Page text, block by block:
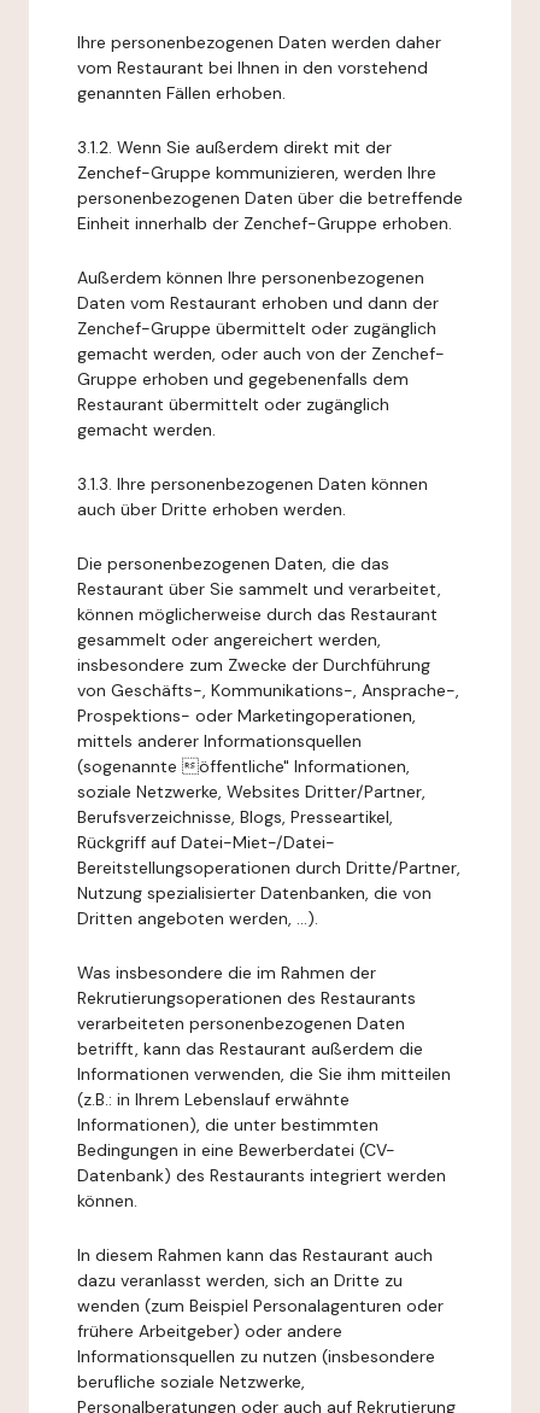
Ihre personenbezogenen Daten werden daher
vom Restaurant bei Ihnen in den vorstehend
genannten Fällen erhoben.
3.1.2. Wenn Sie außerdem direkt mit der
Zenchef-Gruppe kommunizieren, werden Ihre
personenbezogenen Daten über die betreffende
Einheit innerhalb der Zenchef-Gruppe erhoben.
Außerdem können Ihre personenbezogenen
Daten vom Restaurant erhoben und dann der
Zenchef-Gruppe übermittelt oder zugänglich
gemacht werden, oder auch von der Zenchef-
Gruppe erhoben und gegebenenfalls dem
Restaurant übermittelt oder zugänglich
gemacht werden.
3.1.3. Ihre personenbezogenen Daten können
auch über Dritte erhoben werden.
Die personenbezogenen Daten, die das
Restaurant über Sie sammelt und verarbeitet,
können möglicherweise durch das Restaurant
gesammelt oder angereichert werden,
insbesondere zum Zwecke der Durchführung
von Geschäfts-, Kommunikations-, Ansprache-,
Prospektions- oder Marketingoperationen,
mittels anderer Informationsquellen
(sogenannte öffentliche" Informationen,
soziale Netzwerke, Websites Dritter/Partner,
Berufsverzeichnisse, Blogs, Presseartikel,
Rückgriff auf Datei-Miet-/Datei-
Bereitstellungsoperationen durch Dritte/Partner,
Nutzung spezialisierter Datenbanken, die von
Dritten angeboten werden, ...).
Was insbesondere die im Rahmen der
Rekrutierungsoperationen des Restaurants
verarbeiteten personenbezogenen Daten
betrifft, kann das Restaurant außerdem die
Informationen verwenden, die Sie ihm mitteilen
(z.B.: in Ihrem Lebenslauf erwähnte
Informationen), die unter bestimmten
Bedingungen in eine Bewerberdatei (CV-
Datenbank) des Restaurants integriert werden
können.
In diesem Rahmen kann das Restaurant auch
dazu veranlasst werden, sich an Dritte zu
wenden (zum Beispiel Personalagenturen oder
frühere Arbeitgeber) oder andere
Informationsquellen zu nutzen (insbesondere
berufliche soziale Netzwerke,
Personalberatungen oder auch auf Rekrutierung